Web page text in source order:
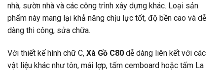
nhà, sườn nhà và các công trình xây dựng khác. Loại sản
phẩm này mang lại khả năng chịu lực tốt, độ bền cao và dễ
dàng thi công, sửa chữa.
Với thiết kế hình chữ C, Xà Gồ C80 dễ dàng liên kết với các
vật liệu khác như tôn, mái lợp, tấm cemboard hoặc tấm La